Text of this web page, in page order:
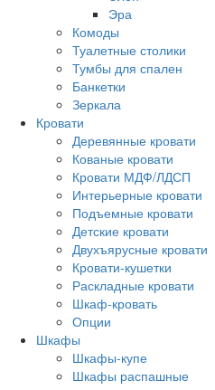
Эра
Комоды
Туалетные столики
Тумбы для спален
Банкетки
Зеркала
Кровати
Деревянные кровати
Кованые кровати
Кровати МДФ/ЛДСП
Интерьерные кровати
Подъемные кровати
Детские кровати
Двухъярусные кровати
Кровати-кушетки
Раскладные кровати
Шкаф-кровать
Опции
Шкафы
Шкафы-купе
Шкафы распашные